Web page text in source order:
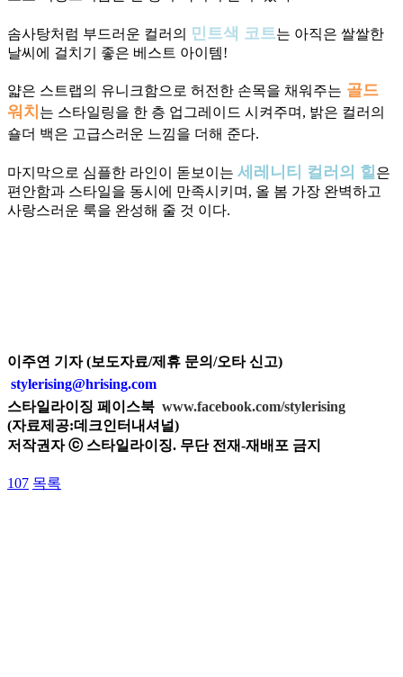
솜사탕처럼 부드러운 컬러의 민트색 코트는 아직은 쌀쌀한
날씨에 걸치기 좋은 베스트 아이템!
얇은 스트랩의 유니크함으로 허전한 손목을 채워주는 골드
워치 는 스타일링을 한 층 업그레이드 시켜주며, 밝은 컬러의
숄더 백은 고급스러운 느낌을 더해 준다.
마지막으로 심플한 라인이 돋보이는 세레니티 컬러의 힐 은
편안함과 스타일을 동시에 만족시키며, 올 봄 가장 완벽하고
사랑스러운 룩을 완성해 줄 것 이다.
이주연 기자 (보도자료/제휴 문의/오타 신고)
stylerising@hrising.com
스타일라이징 페이스북 www.facebook.com/stylerising
(자료제공:데크인터내셔널)
저작권자 ⓒ 스타일라이징. 무단 전재-재배포 금지
107 목록